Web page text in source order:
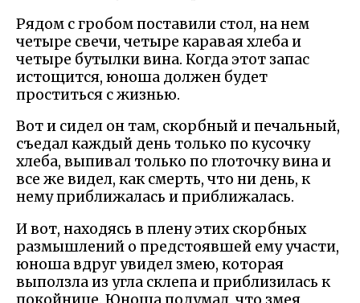
Рядом с гробом поставили стол, на нем
четыре свечи, четыре каравая хлеба и
четыре бутылки вина. Когда этот запас
истощится, юноша должен будет
проститься с жизнью.
Вот и сидел он там, скорбный и печальный,
съедал каждый день только по кусочку
хлеба, выпивал только по глоточку вина и
все же видел, как смерть, что ни день, к
нему приближалась и приближалась.
И вот, находясь в плену этих скорбных
размышлений о предстоявшей ему участи,
юноша вдруг увидел змею, которая
выползла из угла склепа и приблизилась к